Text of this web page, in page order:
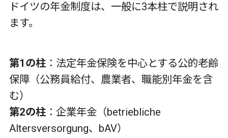
ドイツの年金制度は、一般に3本柱で説明され
ます。
第1の柱：法定年金保険を中心とする公的老齢
保障（公務員給付、農業者、職能別年金を含
む）
第2の柱：企業年金（betriebliche
Altersversorgung、 bAV）